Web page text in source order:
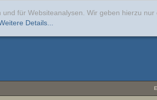
für Websiteanalysen. Wir geben hierzu nur
Details...